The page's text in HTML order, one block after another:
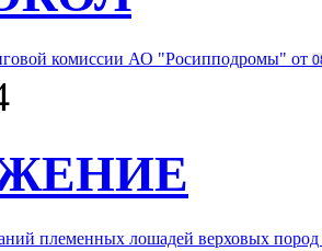
комиссии АО "Росипподромы" от
племенных лошадей верховых